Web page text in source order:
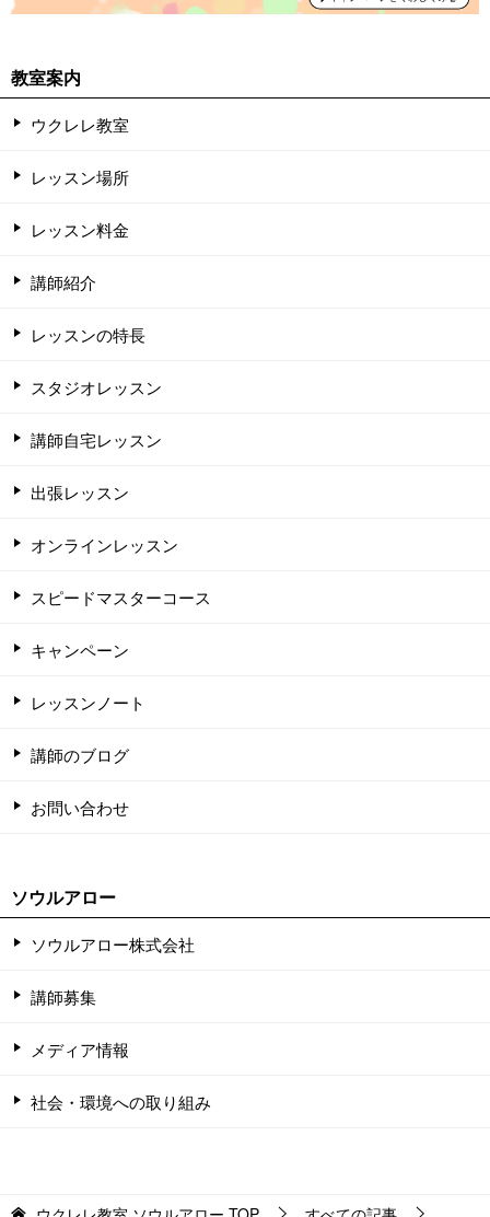
教室案内
ウクレレ教室
レッスン場所
レッスン料金
講師紹介
レッスンの特長
スタジオレッスン
講師自宅レッスン
出張レッスン
オンラインレッスン
スピードマスターコース
キャンペーン
レッスンノート
講師のブログ
お問い合わせ
ソウルアロー
ソウルアロー株式会社
講師募集
メディア情報
社会・環境への取り組み